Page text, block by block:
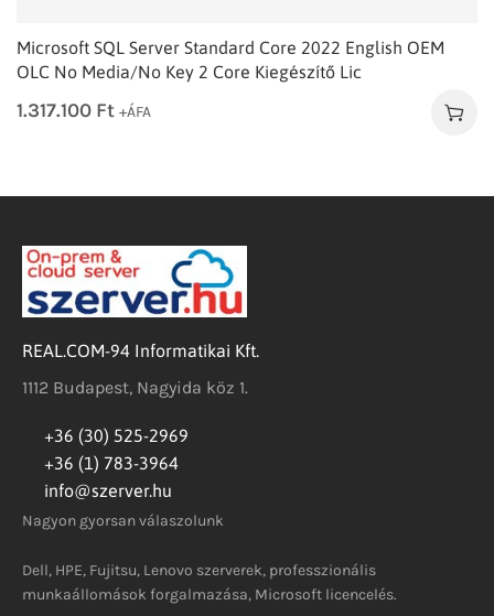
Microsoft SQL Server Standard Core 2022 English OEM
OLC No Media/No Key 2 Core Kiegészítő Lic
1.317.100 Ft +ÁFA
REAL.COM-94 Informatikai Kft.
1112 Budapest, Nagyida köz 1.
+36 (30) 525-2969
+36 (1) 783-3964
info@szerver.hu
Nagyon gyorsan válaszolunk
Dell, HPE, Fujitsu, Lenovo szerverek, professzionális
munkaállomások forgalmazása, Microsoft licencelés.